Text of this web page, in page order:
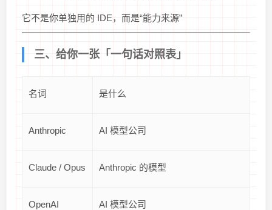
它不是你单独用的 IDE，而是“能力来源”
三、给你一张「一句话对照表」
名词 是什么
Anthropic AI 模型公司
Claude / Opus Anthropic 的模型
OpenAI AI 模型公司